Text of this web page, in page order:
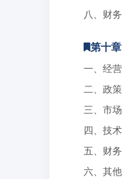
八、财
第十
一、经
二、政
三、市
四、技
五、财
六、其